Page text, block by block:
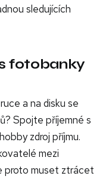
sledujících
fotobanky
a na disku se
Spojte příjemné s
zdroj příjmu.
mezi
proto muset ztrácet